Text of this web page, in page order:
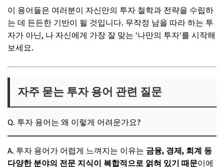
이 용어들은 여러분이 자신만의 투자 철학과 전략을 수립하
는 데 든든한 기반이 될 것입니다. 무작정 남을 따라 하는 투
자가 아닌, 나 자신에게 가장 잘 맞는 '나만의 투자'를 시작해
보세요.
자주 묻는 투자 용어 관련 질문
Q. 투자 용어는 왜 이렇게 어려운가요?
A. 투자 용어가 어렵게 느껴지는 이유는 금융, 경제, 회계 등
다양한 분야의 전문 지식이 복합적으로 얽혀 있기 때문이에